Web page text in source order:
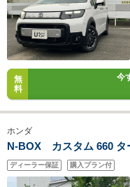
無
料
今
ホンダ
N-BOX カスタム 660 タ
ディーラー保証 購入プラン付